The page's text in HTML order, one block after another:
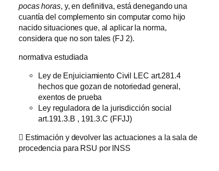
pocas horas, y, en definitiva, está denegando una
cuantía del complemento sin computar como hijo
nacido situaciones que, al aplicar la norma,
considera que no son tales (FJ 2).
normativa estudiada
Ley de Enjuiciamiento Civil LEC art.281.4
hechos que gozan de notoriedad general,
exentos de prueba
Ley reguladora de la jurisdicción social
art.191.3.B , 191.3.C (FFJJ)
 Estimación y devolver las actuaciones a la sala de
procedencia para RSU por INSS